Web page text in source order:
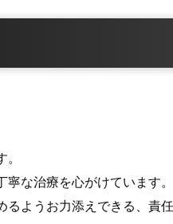
な治療を心がけています。
ようお力添えできる、責